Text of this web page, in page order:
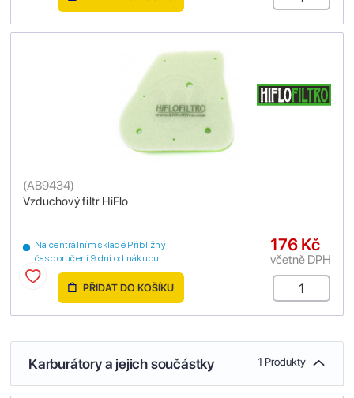
Vzduchový filtr HiFlo
(AB9434)
Na centrálním skladě Přibližný
čas doručení 9 dní od nákupu
176 Kč
včetně DPH
PŘIDAT DO KOŠÍKU
Karburátory a jejich součástky 1 Produkty